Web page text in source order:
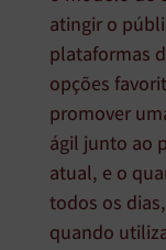
atingir o
plataformas
opções
promover
ágil junto ao
atual, e o
todos os
quando